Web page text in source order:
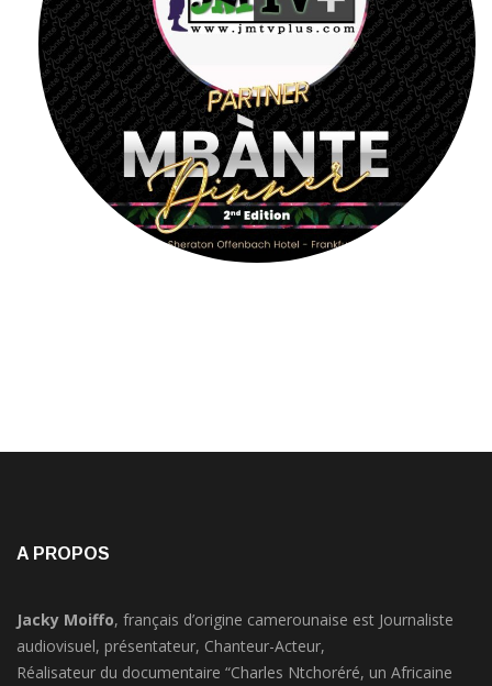
A PROPOS
Jacky Moiffo, français d’origine camerounaise est Journaliste
audiovisuel, présentateur, Chanteur-Acteur,
Réalisateur du documentaire “Charles Ntchoréré, un Africaine